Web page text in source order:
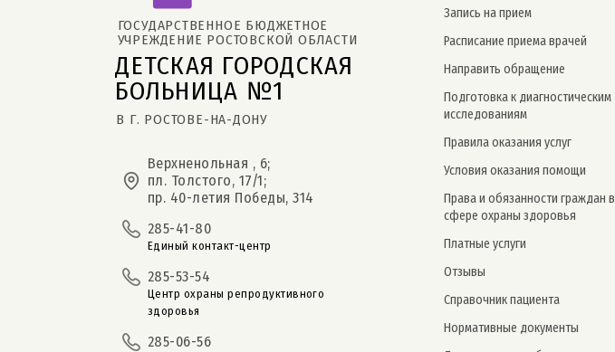
ДЕТСКАЯ ГОРОДСКАЯ
БОЛЬНИЦА №1
В Г. РОСТОВЕ-НА-ДОНУ
ГОСУДАРСТВЕННОЕ БЮДЖЕТНОЕ
УЧРЕЖДЕНИЕ РОСТОВСКОЙ ОБЛАСТИ
Верхненольная , 6;
пл. Толстого, 17/1;
пр. 40-летия Победы, 314
285-41-80
Единый контакт-центр
285-53-54
Центр охраны репродуктивного
здоровья
285-06-56
Запись на прием
Расписание приема врачей
Направить обращение
Подготовка к диагностическим
исследованиям
Правила оказания услуг
Условия оказания помощи
Права и обязанности граждан в
сфере охраны здоровья
Платные услуги
Отзывы
Справочник пациента
Нормативные документы